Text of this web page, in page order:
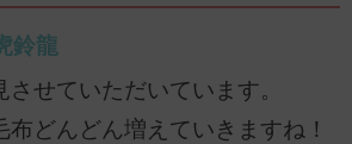
鈴龍
せていただいています。
どんどん増えていきますね！